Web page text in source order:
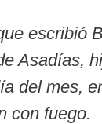
escribió
Asadías,
del mes,
con fuego.